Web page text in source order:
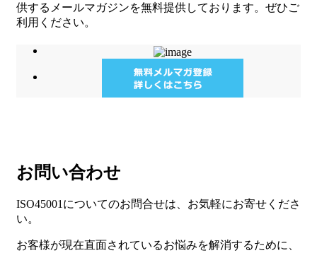
供するメールマガジンを無料提供しております。ぜひご
利用ください。
お問い合わせ
ISO45001についてのお問合せは、お気軽にお寄せくださ
い。
お客様が現在直面されているお悩みを解消するために、